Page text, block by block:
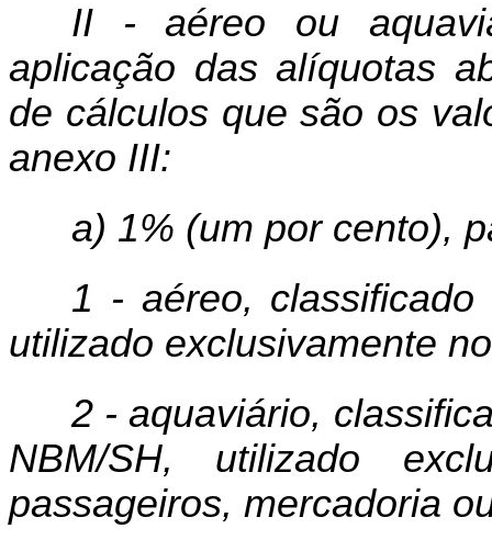
II - aéreo ou
aplicação das alíquotas
de cálculos que são os
anexo III:
a) 1% (um por cento),
1 - aéreo,
utilizado exclusivamente
2 -aquaviário,
NBM/SH, utilizado
passageiros, mercadoria